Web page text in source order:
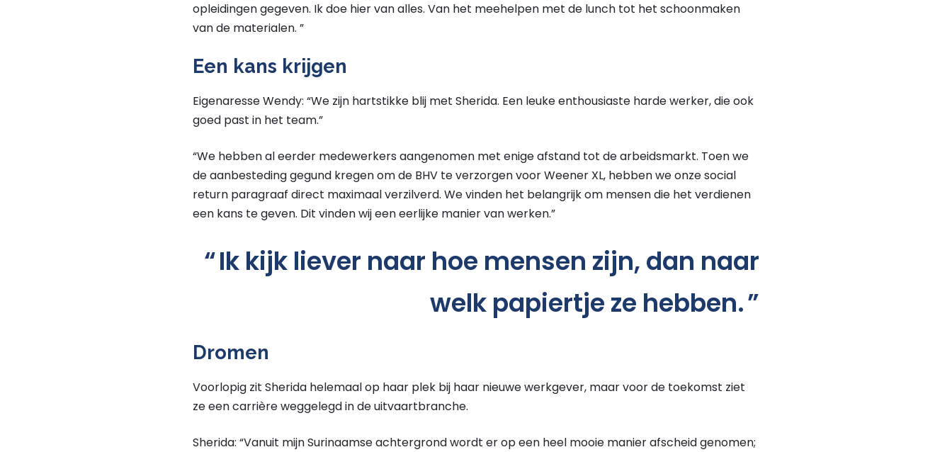
opleidingen gegeven. Ik doe hier van alles. Van het meehelpen met de lunch tot het schoonmaken
van de materialen. ”
Een kans krijgen
Eigenaresse Wendy: “We zijn hartstikke blij met Sherida. Een leuke enthousiaste harde werker, die ook
goed past in het team.”
“We hebben al eerder medewerkers aangenomen met enige afstand tot de arbeidsmarkt. Toen we
de aanbesteding gegund kregen om de BHV te verzorgen voor Weener XL, hebben we onze social
return paragraaf direct maximaal verzilverd. We vinden het belangrijk om mensen die het verdienen
een kans te geven. Dit vinden wij een eerlijke manier van werken.”
Ik kijk liever naar hoe mensen zijn, dan naar
welk papiertje ze hebben.
Dromen
Voorlopig zit Sherida helemaal op haar plek bij haar nieuwe werkgever, maar voor de toekomst ziet
ze een carrière weggelegd in de uitvaartbranche.
Sherida: “Vanuit mijn Surinaamse achtergrond wordt er op een heel mooie manier afscheid genomen;